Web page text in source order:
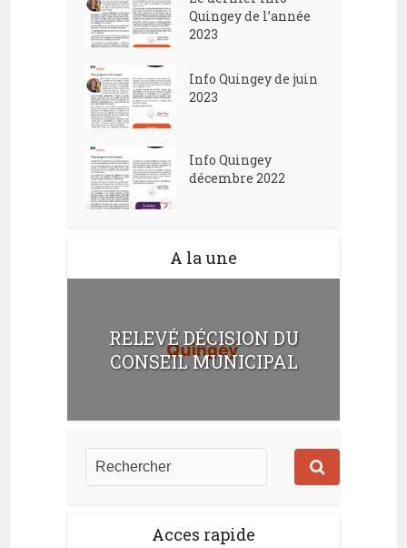
Quingey de l’année
2023
Info Quingey de juin
2023
Info Quingey
décembre 2022
A la une
RELEVÉ DÉCISION DU
CONSEIL MUNICIPAL
Acces rapide